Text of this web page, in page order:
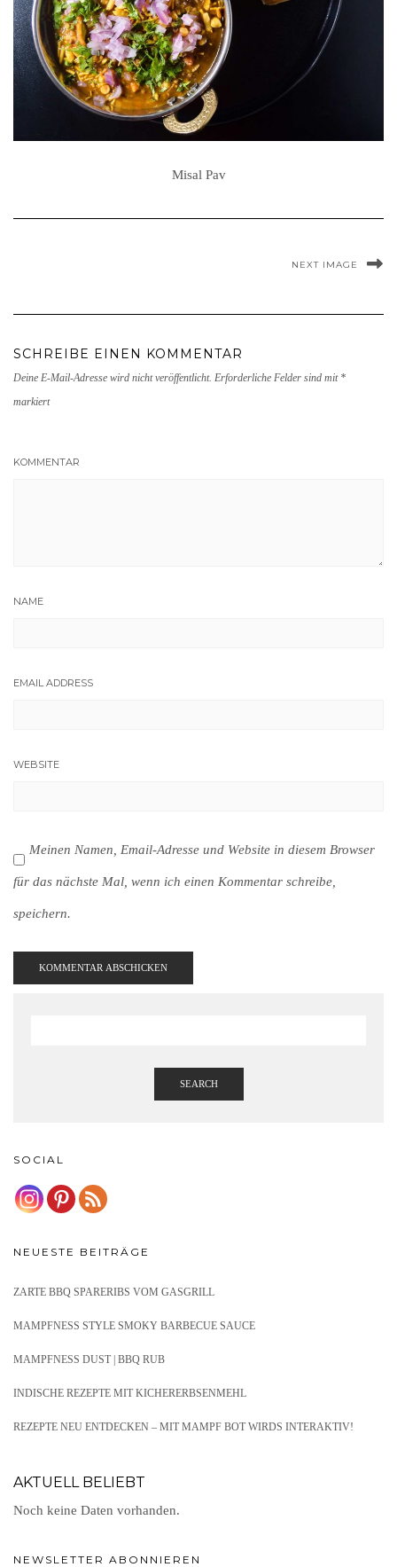
Misal Pav
NEXT IMAGE
SCHREIBE EINEN KOMMENTAR
Deine E-Mail-Adresse wird nicht veröffentlicht. Erforderliche Felder sind mit *
markiert
KOMMENTAR
NAME
EMAIL ADDRESS
WEBSITE
Meinen Namen, Email-Adresse und Website in diesem Browser
für das nächste Mal, wenn ich einen Kommentar schreibe,
speichern.
SEARCH
SOCIAL
NEUESTE BEITRÄGE
ZARTE BBQ SPARERIBS VOM GASGRILL
MAMPFNESS STYLE SMOKY BARBECUE SAUCE
MAMPFNESS DUST | BBQ RUB
INDISCHE REZEPTE MIT KICHERERBSENMEHL
REZEPTE NEU ENTDECKEN – MIT MAMPF BOT WIRDS INTERAKTIV!
AKTUELL BELIEBT
Noch keine Daten vorhanden.
NEWSLETTER ABONNIEREN